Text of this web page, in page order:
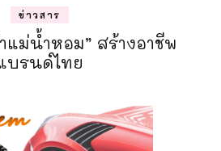
ข่าวสาร
แม่น้ำหอม” สร้างอาชีพ
บรนด์ไทย